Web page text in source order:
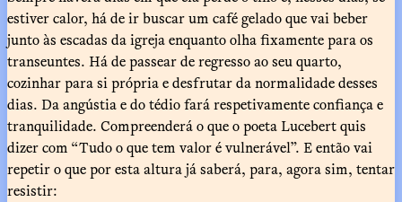
estiver calor, há de ir buscar um café gelado que vai beber
junto às escadas da igreja enquanto olha fixamente para os
transeuntes. Há de passear de regresso ao seu quarto,
cozinhar para si própria e desfrutar da normalidade desses
dias. Da angústia e do tédio fará respetivamente confiança e
tranquilidade. Compreenderá o que o poeta Lucebert quis
dizer com “Tudo o que tem valor é vulnerável”. E então vai
repetir o que por esta altura já saberá, para, agora sim, tentar
resistir: